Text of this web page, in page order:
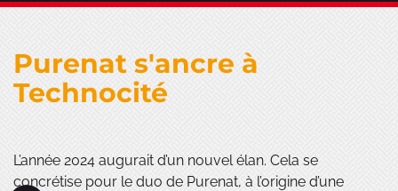
main
content
Purenat s'ancre à
Technocité
L’année 2024 augurait d’un nouvel élan. Cela se
concrétise pour le duo de Purenat, à l’origine d’une